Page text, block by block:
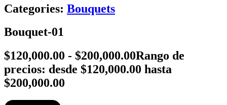
Categories: Bouquets
Bouquet-01
$120,000.00 - $200,000.00Rango de
precios: desde $120,000.00 hasta
$200,000.00